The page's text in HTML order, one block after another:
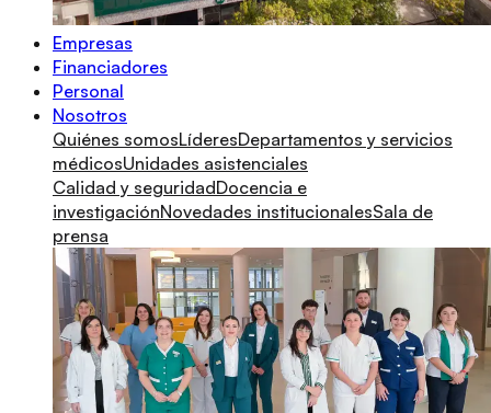
Empresas
Financiadores
Personal
Nosotros
Quiénes somosLíderesDepartamentos y servicios
médicosUnidades asistenciales
Calidad y seguridadDocencia e
investigaciónNovedades institucionalesSala de
prensa